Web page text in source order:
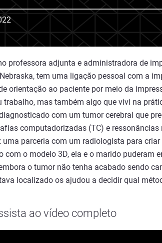
professora adjunta e administradora de
tem uma ligação pessoal com a
orientação ao paciente por meio da
trabalho, mas também algo que vivi na
com um tumor cerebral que
computadorizadas (TC) e
parceria com um radiologista para
o modelo 3D, ela e o marido puderam
o tumor não tenha acabado sendo
localizado os ajudou a decidir qual
ao vídeo completo